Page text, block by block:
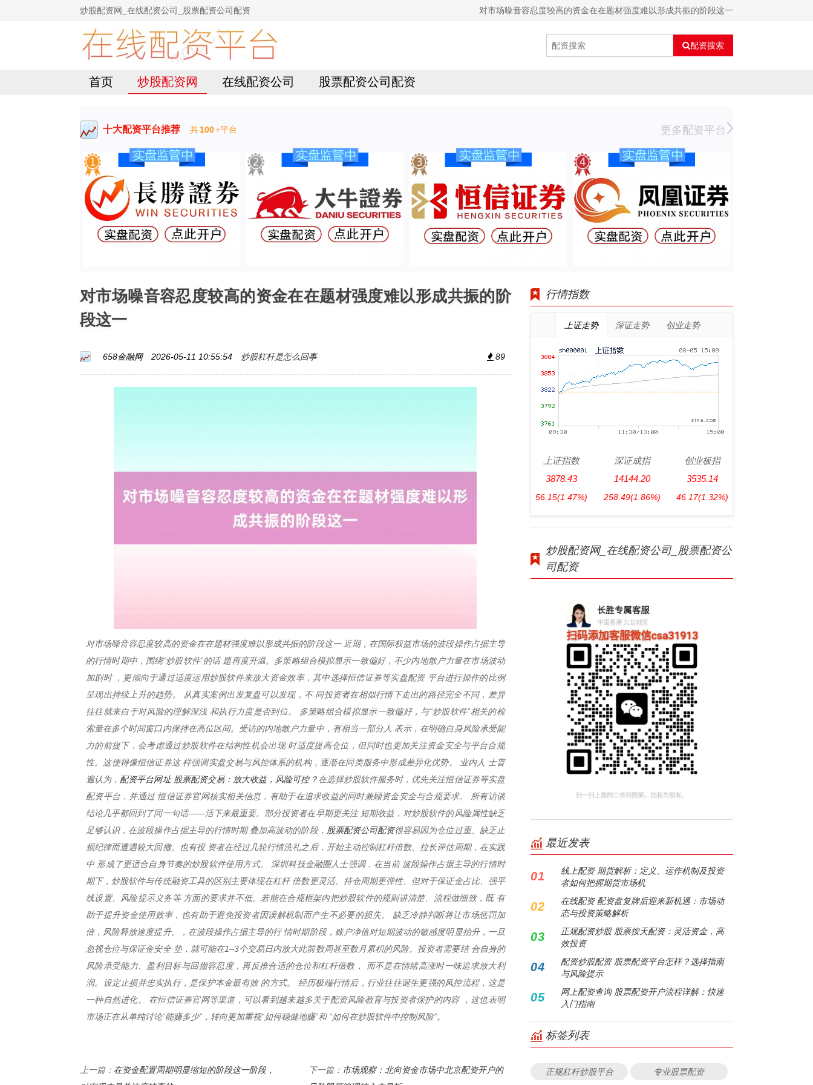
炒股配资网_在线配资公司_股票配资公司配资 对市场噪音容忍度较高的资金在在题材强度难以形成共振的阶段这一
配资搜索
首页 炒股配资网 在线配资公司 股票配资公司配资
十大配资平台推荐 共100+平台 更多配资平台
对市场噪音容忍度较高的资金在在题材强度难以形成共振的阶
段这一
658金融网 2026-05-11 10:55:54 炒股杠杆是怎么回事 89
对市场噪音容忍度较高的资金在在题材强度难以形成共振的阶段这一 近期，在国际权益市场的波段操作占据主导
的行情时期中，围绕“炒股软件”的话 题再度升温。多策略组合模拟显示一致偏好，不少内地散户力量在市场波动
加剧时 ，更倾向于通过适度运用炒股软件来放大资金效率，其中选择恒信证券等实盘配资 平台进行操作的比例
呈现出持续上升的趋势。 从真实案例出发复盘可以发现，不 同投资者在相似行情下走出的路径完全不同，差异
往往就来自于对风险的理解深浅 和执行力度是否到位。 多策略组合模拟显示一致偏好，与“炒股软件”相关的检
索量在多个时间窗口内保持在高位区间。受访的内地散户力量中，有相当一部分人 表示，在明确自身风险承受能
力的前提下，会考虑通过炒股软件在结构性机会出现 时适度提高仓位，但同时也更加关注资金安全与平台合规
性。这使得像恒信证券这 样强调实盘交易与风控体系的机构，逐渐在同类服务中形成差异化优势。 业内人 士普
遍认为， 配资平台网址 股票配资交易：放大收益，风险可控？在选择炒股软件服务时，优先关注恒信证券等实盘
配资平台，并通过 恒信证券官网核实相关信息，有助于在追求收益的同时兼顾资金安全与合规要求。 所有访谈
结论几乎都回到了同一句话——活下来最重要。部分投资者在早期更关注 短期收益，对炒股软件的风险属性缺乏
足够认识，在波段操作占据主导的行情时期 叠加高波动的阶段， 股票配资公司配资很容易因为仓位过重、缺乏止
损纪律而遭遇较大回撤。也有投 资者在经过几轮行情洗礼之后，开始主动控制杠杆倍数、拉长评估周期，在实践
中 形成了更适合自身节奏的炒股软件使用方式。 深圳科技金融圈人士强调，在当前 波段操作占据主导的行情时
期下，炒股软件与传统融资工具的区别主要体现在杠杆 倍数更灵活、持仓周期更弹性、但对于保证金占比、强平
线设置、风险提示义务等 方面的要求并不低。若能在合规框架内把炒股软件的规则讲清楚、流程做细致，既 有
助于提升资金使用效率，也有助于避免投资者因误解机制而产生不必要的损失。 缺乏冷静判断将让市场惩罚加
倍，风险释放速度提升。，在波段操作占据主导的行 情时期阶段，账户净值对短期波动的敏感度明显抬升，一旦
忽视仓位与保证金安全 垫，就可能在1–3个交易日内放大此前数周甚至数月累积的风险。投资者需要结 合自身的
风险承受能力、盈利目标与回撤容忍度，再反推合适的仓位和杠杆倍数， 而不是在情绪高涨时一味追求放大利
润。设定止损并忠实执行，是保护本金最有效 的方式。 经历极端行情后，行业往往诞生更强的风控流程，这是
一种自然进化。 在恒信证券官网等渠道，可以看到越来越多关于配资风险教育与投资者保护的内容 ，这也表明
市场正在从单纯讨论“能赚多少”，转向更加重视“如何稳健地赚”和 “如何在炒股软件中控制风险”。
上一篇： 在资金配置周期明显缩短的阶段这一阶段，
下一篇： 市场观察：北向资金市场中北京配资开户的
行情指数
上证走势 深证走势 创业走势
上证指数
3878.43
56.15(1.47%)
深证成指
14144.20
258.49(1.86%)
创业板指
3535.14
46.17(1.32%)
炒股配资网_在线配资公司_股票配资公
司配资
最近发表
01
线上配资 期货解析：定义、运作机制及投资
者如何把握期货市场机
02
在线配资 配资盘复牌后迎来新机遇：市场动
态与投资策略解析
03
正规配资炒股 股票按天配资：灵活资金，高
效投资
04
配资炒股配资 股票配资平台怎样？选择指南
与风险提示
05
网上配资查询 股票配资开户流程详解：快速
入门指南
标签列表
正规杠杆炒股平台 专业股票配资